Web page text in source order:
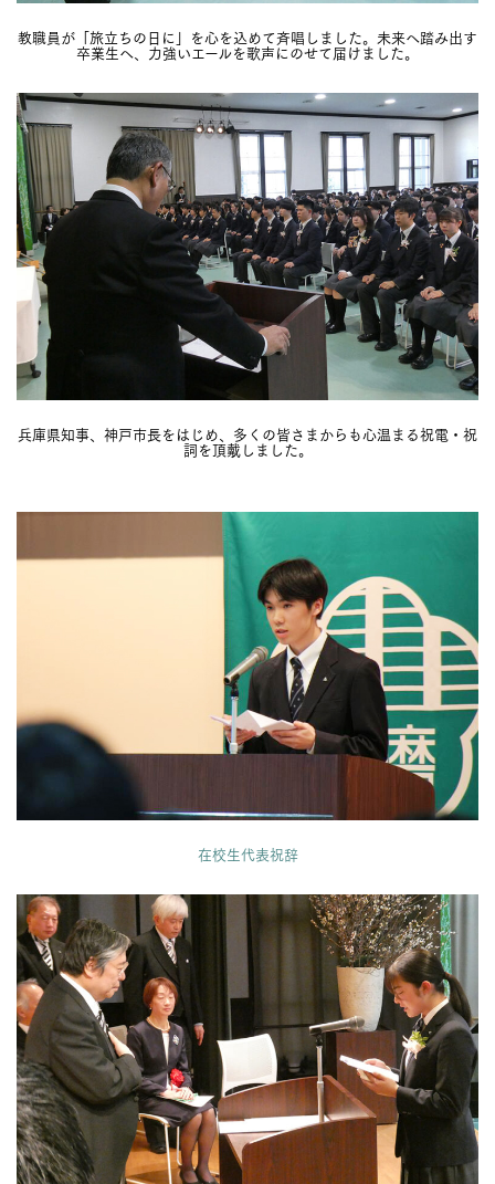
教職員が「旅立ちの日に」を心を込めて斉唱しました。未来へ踏み出す
卒業生へ、力強いエールを歌声にのせて届けました。
兵庫県知事、神戸市長をはじめ、多くの皆さまからも心温まる祝電・祝
詞を頂戴しました。
在校生代表祝辞